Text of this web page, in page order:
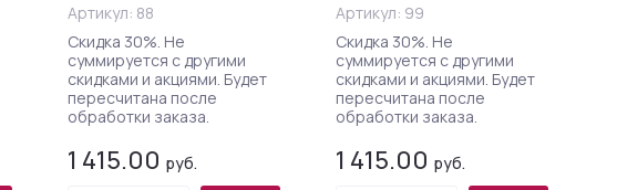
Артикул: 88
Скидка 30%. Не
суммируется с другими
скидками и акциями. Будет
пересчитана после
обработки заказа.
1 415.00 руб.
Артикул: 99
Скидка 30%. Не
суммируется с другими
скидками и акциями. Будет
пересчитана после
обработки заказа.
1 415.00 руб.